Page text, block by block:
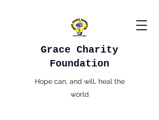
Grace Charity
Foundation
Hope can, and will, heal the
world